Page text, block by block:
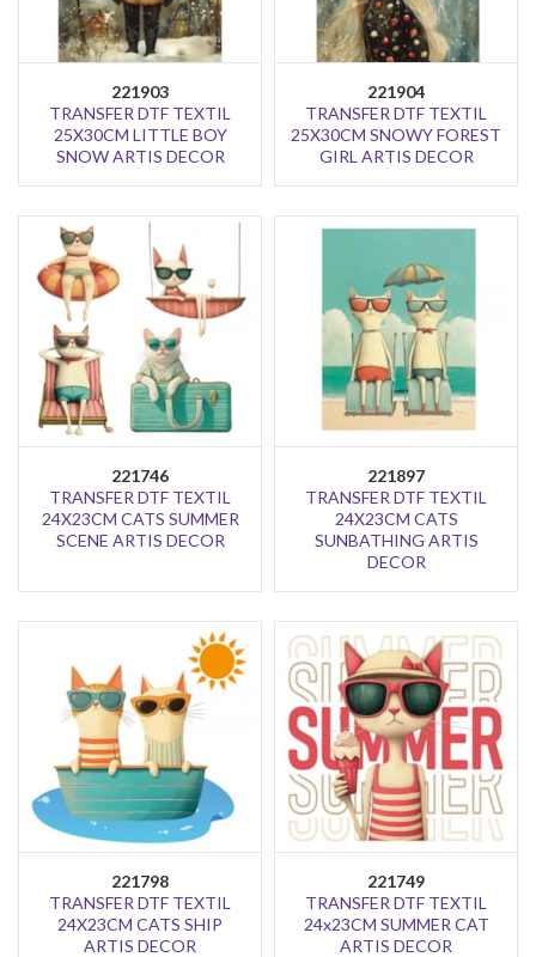
221903
TRANSFER DTF TEXTIL
25X30CM LITTLE BOY
SNOW ARTIS DECOR
221904
TRANSFER DTF TEXTIL
25X30CM SNOWY FOREST
GIRL ARTIS DECOR
221746
TRANSFER DTF TEXTIL
24X23CM CATS SUMMER
SCENE ARTIS DECOR
221897
TRANSFER DTF TEXTIL
24X23CM CATS
SUNBATHING ARTIS
DECOR
221798
TRANSFER DTF TEXTIL
24X23CM CATS SHIP
ARTIS DECOR
221749
TRANSFER DTF TEXTIL
24x23CM SUMMER CAT
ARTIS DECOR